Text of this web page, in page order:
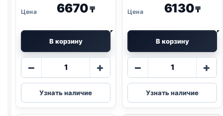
6670₸
В корзину
−
Количество
Royal
Canin
сух.
+
Узнать наличие
6130₸
В корзину
−
Количество
Royal
Canin
сух.
+
Узнать наличие